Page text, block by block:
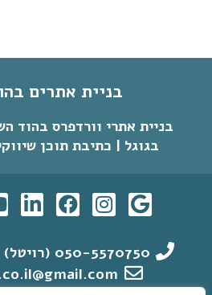
בניית אתרים
בניית אתרי וורדפרס בהוד
בגוגל | כתיבת תוכן
050-5570750 (רויטל)